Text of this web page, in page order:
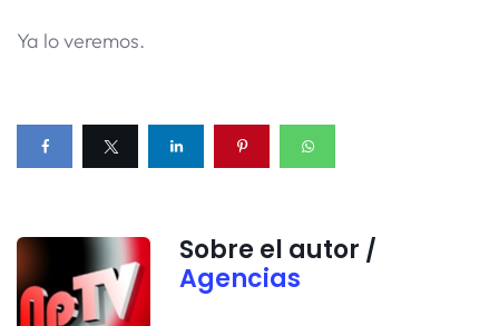
Ya lo veremos.
Sobre el autor /
Agencias